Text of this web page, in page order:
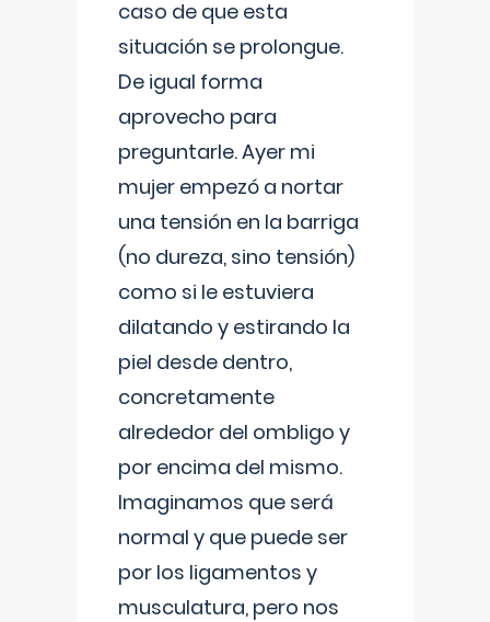
caso de que esta
situación se prolongue.
De igual forma
aprovecho para
preguntarle. Ayer mi
mujer empezó a nortar
una tensión en la barriga
(no dureza, sino tensión)
como si le estuviera
dilatando y estirando la
piel desde dentro,
concretamente
alrededor del ombligo y
por encima del mismo.
Imaginamos que será
normal y que puede ser
por los ligamentos y
musculatura, pero nos